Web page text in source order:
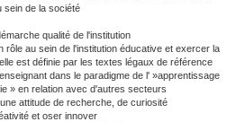
sein de la société
qualité de l'institution
rôle au sein de l'institution éducative et exercer la
est définie par les textes légaux de référence
dans le paradigme de l' »apprentissage
» en relation avec d'autres secteurs
attitude de recherche, de curiosité
et oser innover